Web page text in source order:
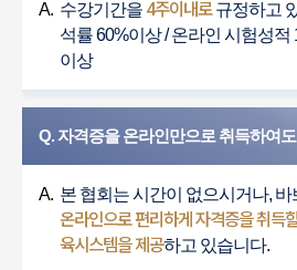
A. 수강기간을 4주이내로규정하고
석률 60%이상 / 온라인 시험성적
이상
Q. 자격증을 온라인만으로 취득하여
A. 본 협회는 시간이 없으시거나,
온라인으로 편리하게 자격증을 취득
육시스템을 제공하고 있습니다.